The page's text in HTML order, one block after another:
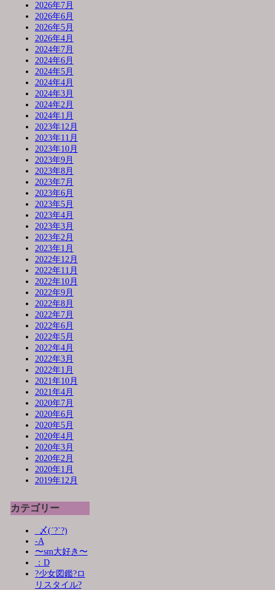
2026年7月
2026年6月
2026年5月
2026年4月
2024年7月
2024年6月
2024年5月
2024年4月
2024年3月
2024年2月
2024年1月
2023年12月
2023年11月
2023年10月
2023年9月
2023年8月
2023年7月
2023年6月
2023年5月
2023年4月
2023年3月
2023年2月
2023年1月
2022年12月
2022年11月
2022年10月
2022年9月
2022年8月
2022年7月
2022年6月
2022年5月
2022年4月
2022年3月
2022年1月
2021年10月
2021年4月
2020年7月
2020年6月
2020年5月
2020年4月
2020年3月
2020年2月
2020年1月
2019年12月
カテゴリー
_〆(´?`?)
-A
〜sm大好き〜
：D
?少女図鑑?ロ
リスタイル?